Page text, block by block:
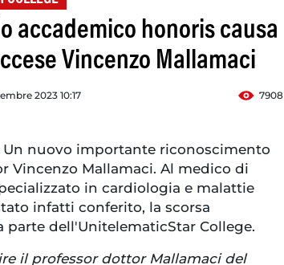
accademico honoris causa
Vincenzo Mallamaci
2023 10:17 7908
Un nuovo importante riconoscimento
Vincenzo Mallamaci. Al medico di
in cardiologia e malattie
infatti conferito, la scorsa
parte dell'UnitelematicStar College.
il professor dottor Mallamaci del